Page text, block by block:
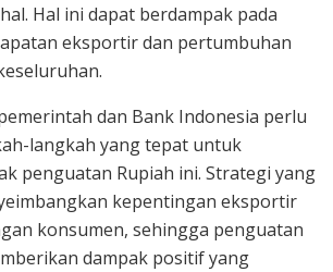
Hal ini dapat berdampak pada
eksportir dan pertumbuhan
dan Bank Indonesia perlu
langkah yang tepat untuk
penguatan Rupiah ini. Strategi yang
kepentingan eksportir
konsumen, sehingga penguatan
dampak positif yang